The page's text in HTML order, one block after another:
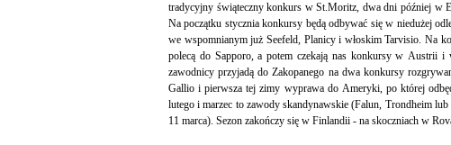
tradycyjny świąteczny konkurs w St.Moritz, dwa dni później w
Na początku stycznia konkursy będą odbywać się w niedużej
we wspomnianym już Seefeld, Planicy i włoskim Tarvisio. Na
polecą do Sapporo, a potem czekają nas konkursy w Austrii
zawodnicy przyjadą do Zakopanego na dwa konkursy
Gallio i pierwsza tej zimy wyprawa do Ameryki, po której
lutego i marzec to zawody skandynawskie (Falun, Trondheim
11 marca). Sezon zakończy się w Finlandii - na skoczniach w